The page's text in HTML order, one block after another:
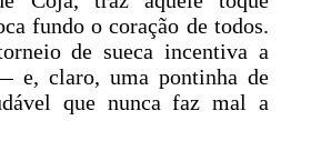
fundo o coração de todos.
de sueca incentiva a
e, claro, uma pontinha de
que nunca faz mal a